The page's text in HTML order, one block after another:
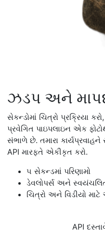
ઝડપ અને
સેકન્ડોમાં ચિત્રો પ્રક્રિયા
પ્રવેગિત પાઇપલાઇન એક
સંભાળે છે. તમારા
API મારફતે એકીકૃત કરો.
૫ સેકન્ડમાં પરિણામો
ડેવલોપર્સ અને
ચિત્રો અને વિડીયો માટે
API